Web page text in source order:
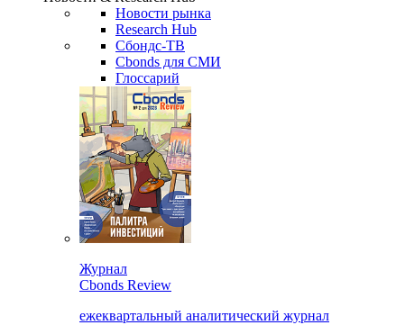
Новости рынка
Research Hub
Сбондс-ТВ
Cbonds для СМИ
Глоссарий
Журнал
Cbonds Review
ежеквартальный аналитический журнал